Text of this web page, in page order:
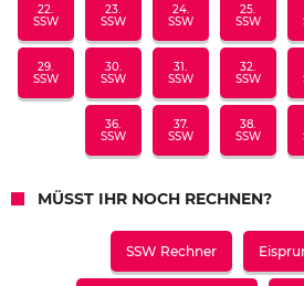
22.
SSW
23.
SSW
24.
SSW
25.
SSW
29.
SSW
30.
SSW
31.
SSW
32.
SSW
36.
SSW
37.
SSW
38.
SSW
MÜSST IHR NOCH RECHNEN?
SSW Rechner